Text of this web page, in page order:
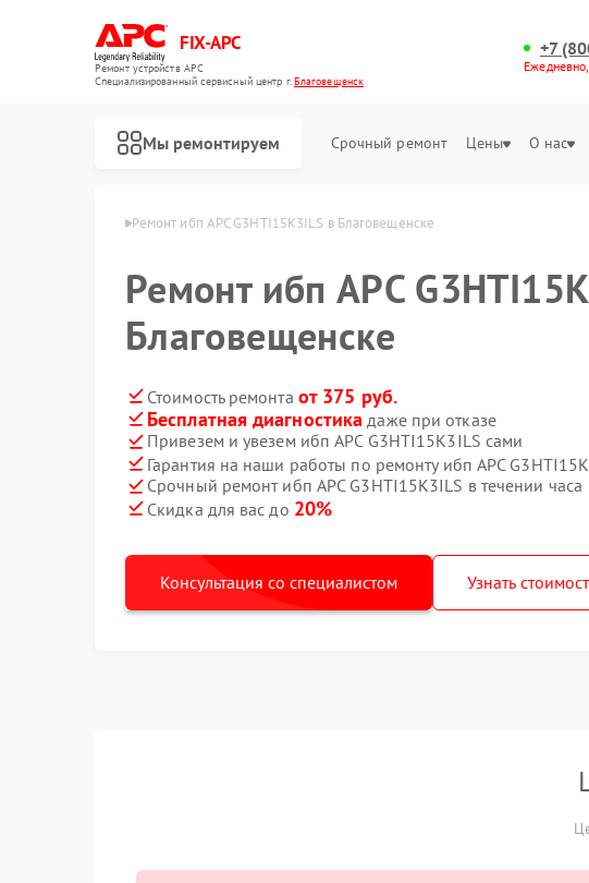
FIX-APC
Ремонт устройств APC
Специализированный cервисный центр г.Благовещенск
+7
Мы ремонтируем Срочный ремонт Цены О нас
Ремонт ибп APC G3HTI15K3ILS в Благовещенске
Ремонт ибп APC
Благовещенске
Стоимость ремонта от 375 руб.
Бесплатная диагностика даже при отказе
Привезем и увезем ибп APC G3HTI15K3ILS сами
Гарантия на наши работы по ремонту ибп APC
Срочный ремонт ибп APC G3HTI15K3ILS в течении часа
Скидка для вас до 20%
Консультация со специалистом Узнать